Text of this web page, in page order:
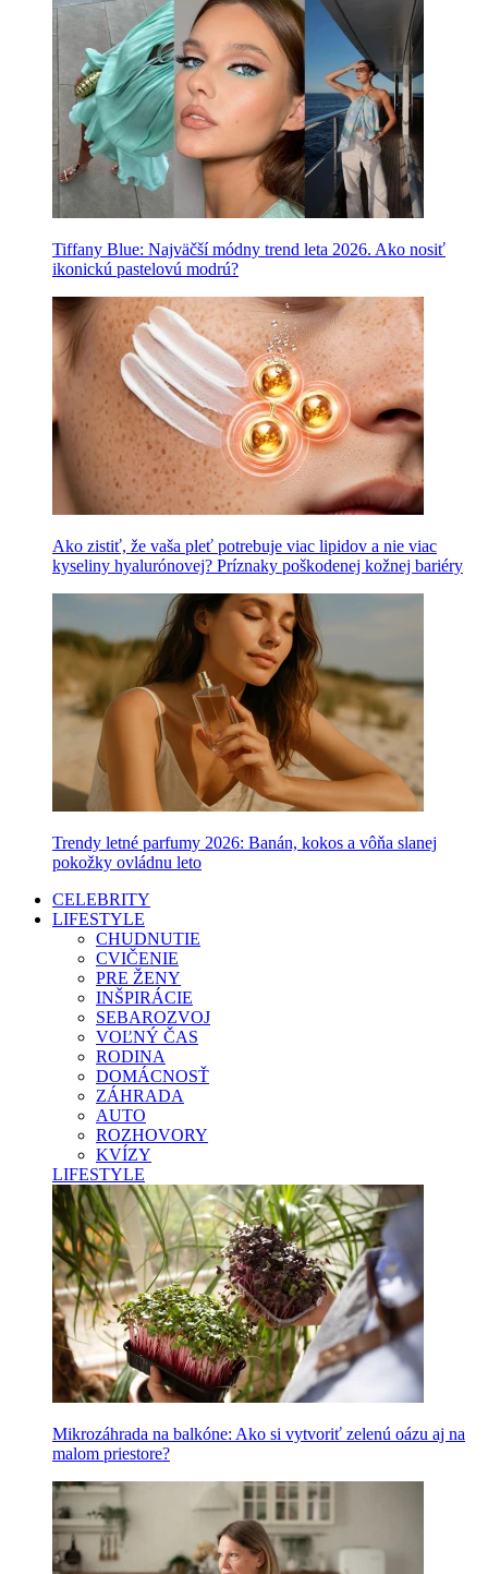
Tiffany Blue: Najväčší módny trend leta 2026. Ako nosiť
ikonickú pastelovú modrú?
Ako zistiť, že vaša pleť potrebuje viac lipidov a nie viac
kyseliny hyalurónovej? Príznaky poškodenej kožnej bariéry
Trendy letné parfumy 2026: Banán, kokos a vôňa slanej
pokožky ovládnu leto
CELEBRITY
LIFESTYLE
CHUDNUTIE
CVIČENIE
PRE ŽENY
INŠPIRÁCIE
SEBAROZVOJ
VOĽNÝ ČAS
RODINA
DOMÁCNOSŤ
ZÁHRADA
AUTO
ROZHOVORY
KVÍZY
LIFESTYLE
Mikrozáhrada na balkóne: Ako si vytvoriť zelenú oázu aj na
malom priestore?